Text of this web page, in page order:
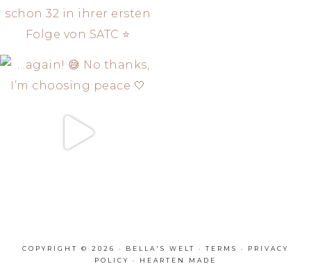
COPYRIGHT © 2026 · BELLA'S WELT · TERMS · PRIVACY
POLICY
· HEARTEN MADE